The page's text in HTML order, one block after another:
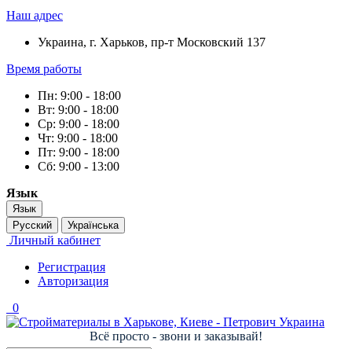
Наш адрес
Украина, г. Харьков, пр-т Московский 137
Время работы
Пн: 9:00 - 18:00
Вт: 9:00 - 18:00
Ср: 9:00 - 18:00
Чт: 9:00 - 18:00
Пт: 9:00 - 18:00
Сб: 9:00 - 13:00
Язык
Язык
Русский
Українська
Личный кабинет
Регистрация
Авторизация
0
Всё просто - звони и заказывай!